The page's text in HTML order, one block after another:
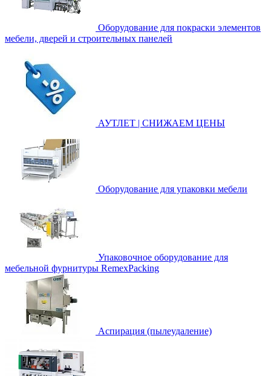
Оборудование для покраски элементов
мебели, дверей и строительных панелей
АУТЛЕТ | СНИЖАЕМ ЦЕНЫ
Оборудование для упаковки мебели
Упаковочное оборудование для
мебельной фурнитуры RemexPacking
Аспирация (пылеудаление)